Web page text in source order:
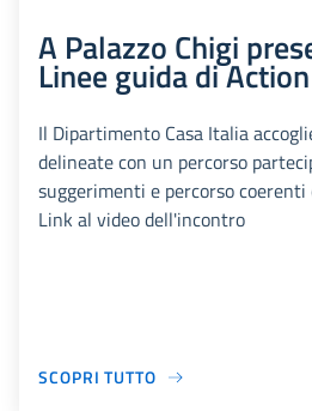
A Palazzo Chigi
Linee guida di
Il Dipartimento Casa Italia
delineate con un percorso
suggerimenti e percorso
Link al video dell'incontro
SCOPRI TUTTO